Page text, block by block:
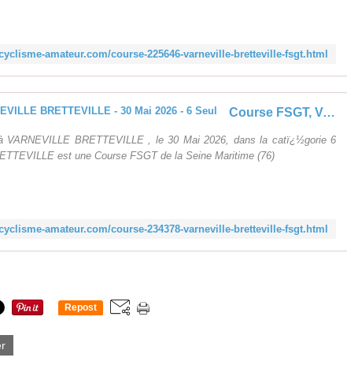
amateur.com/course-225646-varneville-bretteville-fsgt.html
Course FSGT, VARNEVILLE BRETTEVILLE - 30 Mai 2026 - 6 Seul
VARNEVILLE BRETTEVILLE , le 30 Mai 2026, dans la catï¿½gorie 6
est une Course FSGT de la Seine Maritime (76)
amateur.com/course-234378-varneville-bretteville-fsgt.html
Repost